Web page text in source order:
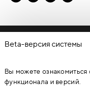
© Каталог дверей -
являются
копирование,
Beta-версия системы
Вы можете
функционала и версий.